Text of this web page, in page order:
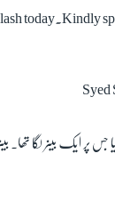
today.Kindly
جس پر ایک بینر لگا تھا۔